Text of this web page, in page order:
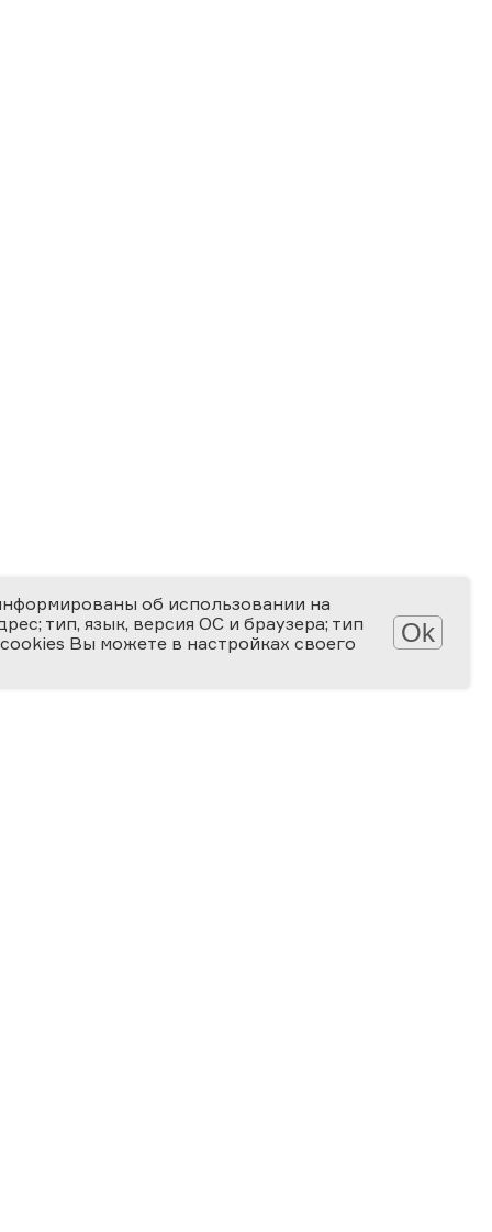
об использовании на
тип, язык, версия ОС и браузера; тип
Вы можете в настройках своего
Ok